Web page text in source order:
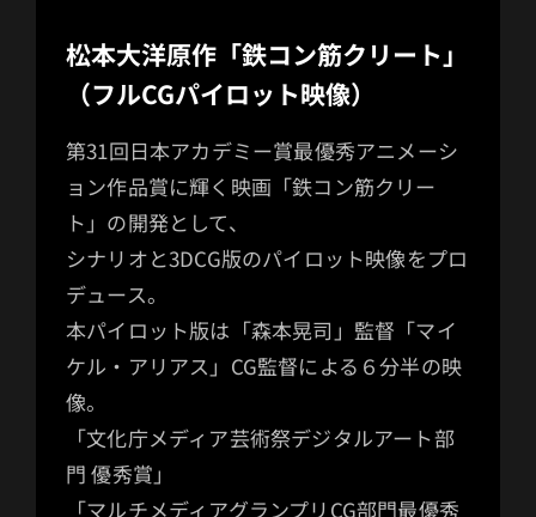
松本大洋原作「鉄コン筋クリート」
（フルCGパイロット映像）
第31回日本アカデミー賞最優秀アニメーシ
ョン作品賞に輝く映画「鉄コン筋クリー
ト」の開発として、
シナリオと3DCG版のパイロット映像をプロ
デュース。
本パイロット版は「森本晃司」監督「マイ
ケル・アリアス」CG監督による６分半の映
像。
「文化庁メディア芸術祭デジタルアート部
門 優秀賞」
「マルチメディアグランプリCG部門最優秀